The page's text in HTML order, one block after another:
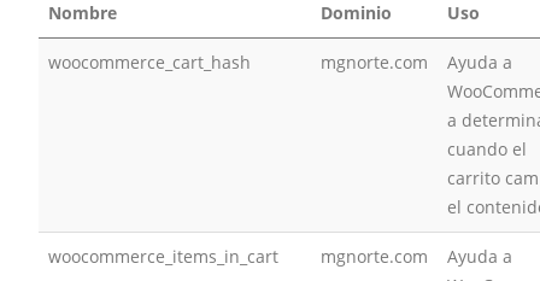
Nombre
Dominio Uso
woocommerce_cart_hash mgnorte.com
Ayuda a
a
cuando el
carrito
el
woocommerce_items_in_cart mgnorte.com
Ayuda a